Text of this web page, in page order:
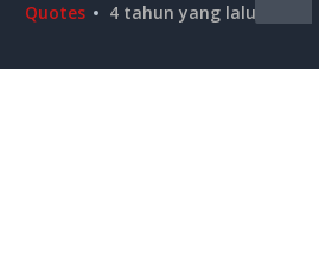
Quotes 4 tahun yang lalu